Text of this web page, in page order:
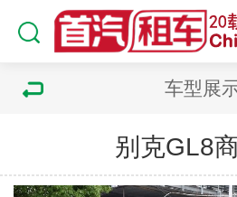
车型展
别克GL8